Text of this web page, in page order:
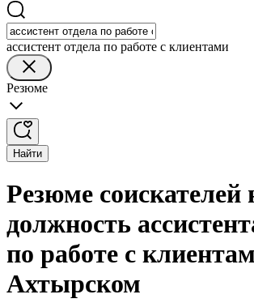
ассистент отдела по работе с клиентами
Резюме
Найти
Резюме соискателей
должность
по работе с
Ахтырском